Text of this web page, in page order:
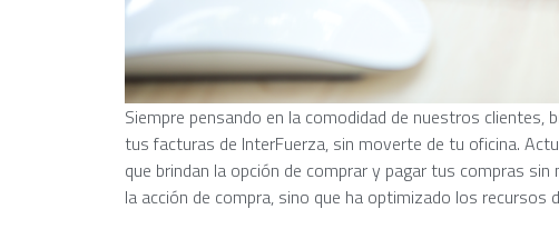
Siempre pensando en la comodidad de nuestros clientes,
tus facturas de InterFuerza, sin moverte de tu oficina.
que brindan la opción de comprar y pagar tus compras
la acción de compra, sino que ha optimizado los recursos